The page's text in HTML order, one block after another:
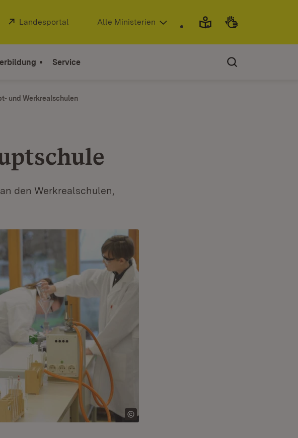
Extern:
Landesportal (Öffnet in neuem Fenster)
Alle Ministerien
Service
und Werkrealschulen
den Werkrealschulen,